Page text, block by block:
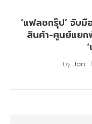
‘แฟลชกรุ๊ป’ จับ
สินค้า-ศูนย์แยก
by Jan